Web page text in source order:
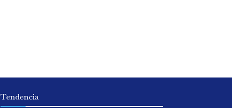
Tendencia